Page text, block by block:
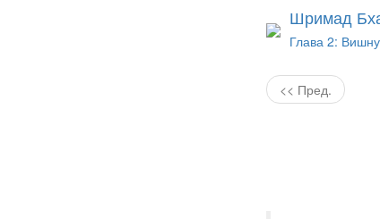
Шримад
Глава 2:
<< Пред.